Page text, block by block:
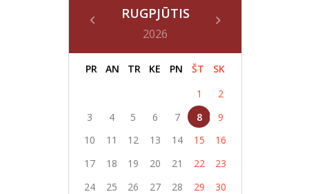
RUGPJŪTIS
2026
PR AN TR KE PN ŠT
SK
1
2
3
4 5 6 7 8
9
10
11 12 13 14 15
16
17
18 19 20 21 22
23
24
25 26 27 28 29
30